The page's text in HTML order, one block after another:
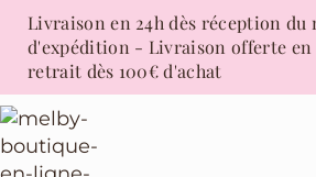
Aller
contenu
Livraison en 24h dès réception du
d'expédition - Livraison offerte
retrait dès 100€ d'achat